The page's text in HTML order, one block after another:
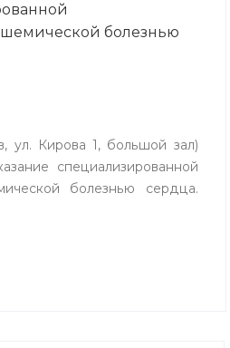
болезнью
Кирова 1, большой зал)
специализированной
болезнью сердца.